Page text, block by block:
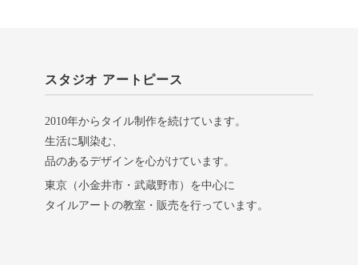
スタジオ アートピース
2010年からタイル制作を続けています。
生活に馴染む、
品のあるデザインを心がけています。
東京（小金井市・武蔵野市）を中心に
タイルアートの教室・販売を行っています。